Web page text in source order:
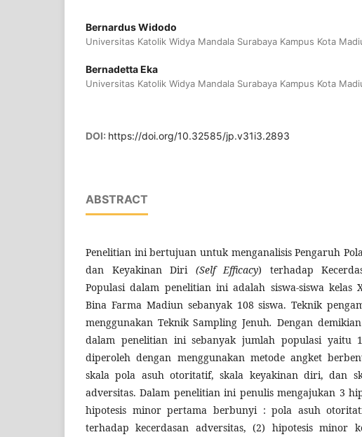
Bernardus Widodo
Universitas Katolik Widya Mandala Surabaya Kampus Kota
Bernadetta Eka
Universitas Katolik Widya Mandala Surabaya Kampus Kota
DOI: https://doi.org/10.32585/jp.v31i3.2893
ABSTRACT
Penelitian ini bertujuan untuk menganalisis Pengaruh
dan Keyakinan Diri (Self Efficacy) terhadap
Populasi dalam penelitian ini adalah siswa-siswa kelas
Bina Farma Madiun sebanyak 108 siswa. Teknik
menggunakan Teknik Sampling Jenuh. Dengan
dalam penelitian ini sebanyak jumlah populasi yaitu
diperoleh dengan menggunakan metode angket
skala pola asuh otoritatif, skala keyakinan diri, dan
adversitas. Dalam penelitian ini penulis mengajukan 3
hipotesis minor pertama berbunyi : pola asuh
terhadap kecerdasan adversitas, (2) hipotesis minor